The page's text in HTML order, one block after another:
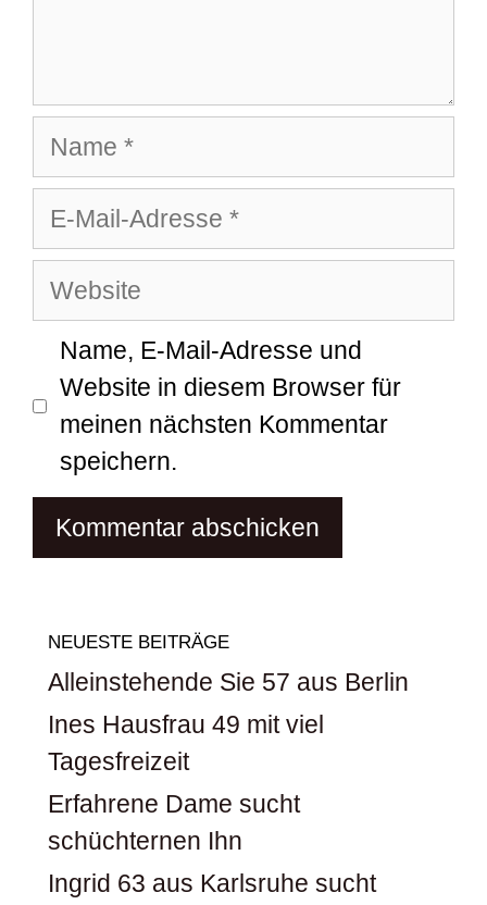
Name
E-
Mail-
Adresse
Website
Name, E-Mail-Adresse und
Website in diesem Browser für
meinen nächsten Kommentar
speichern.
NEUESTE BEITRÄGE
Alleinstehende Sie 57 aus Berlin
Ines Hausfrau 49 mit viel
Tagesfreizeit
Erfahrene Dame sucht
schüchternen Ihn
Ingrid 63 aus Karlsruhe sucht